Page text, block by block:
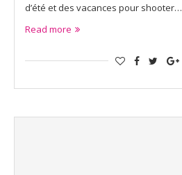
d’été et des vacances pour shooter…
Read more